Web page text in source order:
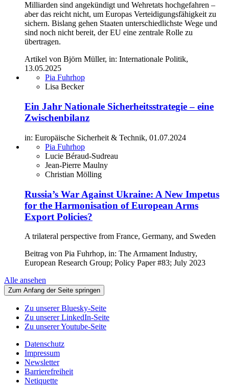
Milliarden sind angekündigt und Wehretats hochgefahren –
aber das reicht nicht, um Europas Verteidigungsfähigkeit zu
sichern. Bislang gehen Staaten unterschiedlichste Wege und
sind noch nicht bereit, der EU eine zentrale Rolle zu
übertragen.
Artikel von Björn Müller, in: Internationale Politik,
13.05.2025
Pia Fuhrhop
Lisa Becker
Ein Jahr Nationale Sicherheitsstrategie – eine
Zwischenbilanz
in: Europäische Sicherheit & Technik, 01.07.2024
Pia Fuhrhop
Lucie Béraud-Sudreau
Jean-Pierre Maulny
Christian Mölling
Russia’s War Against Ukraine: A New Impetus
for the Harmonisation of European Arms
Export Policies?
A trilateral perspective from France, Germany, and Sweden
Beitrag von Pia Fuhrhop, in: The Armament Industry,
European Research Group; Policy Paper #83; July 2023
Alle ansehen
Zum Anfang der Seite springen
Zu unserer Bluesky-Seite
Zu unserer LinkedIn-Seite
Zu unserer Youtube-Seite
Datenschutz
Impressum
Newsletter
Barrierefreiheit
Netiquette